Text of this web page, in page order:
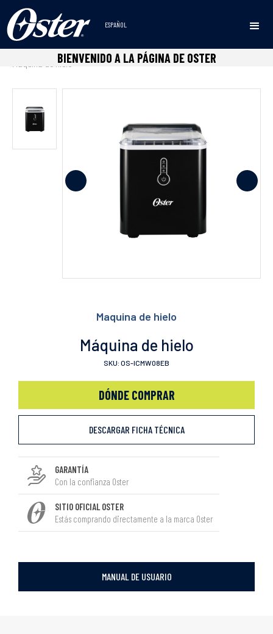
ESPAÑOL
BIENVENIDO A LA PÁGINA DE OSTER
Inicio • Dispensadores de agua • Maquina de hielo •
Máquina de hielo
Maquina de hielo
Máquina de hielo
SKU: OS-ICMW08EB
DÓNDE COMPRAR
DESCARGAR FICHA TÉCNICA
GARANTÍA
Con la confianza Oster
SITIO OFICIAL OSTER
Estás comprando directamente a la marca Oster
MANUAL DE USUARIO